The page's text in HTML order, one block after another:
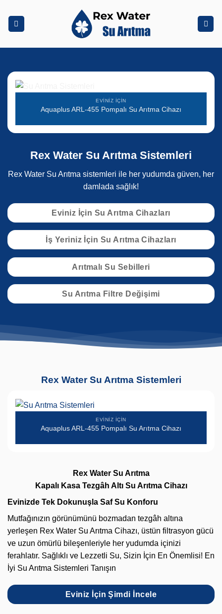
atla
Rex Water Su Arıtma Sistemleri
Rex Water Su Arıtma sistemleri ile her yudumda güven, her
damlada sağlık!
Eviniz İçin Su Arıtma Cihazları
İş Yeriniz İçin Su Arıtma Cihazları
Arıtmalı Su Sebilleri
Su Arıtma Filtre Değişimi
EVINIZ İÇIN
Aquaplus ARL-455 Pompalı Su Arıtma Cihazı
Rex Water Su Arıtma Sistemleri
EVINIZ İÇIN
Aquaplus ARL-455 Pompalı Su Arıtma Cihazı
Rex Water Su Arıtma
Kapalı Kasa Tezgâh Altı Su Arıtma Cihazı
Evinizde Tek Dokunuşla Saf Su Konforu
Mutfağınızın görünümünü bozmadan tezgâh altına
yerleşen Rex Water Su Arıtma Cihazı, üstün filtrasyon gücü
ve uzun ömürlü bileşenleriyle her yudumda içinizi
ferahlatır. Sağlıklı ve Lezzetli Su, Sizin İçin En Önemlisi! En
İyi Su Arıtma Sistemleri Tanışın
Eviniz İçin Şimdi İncele